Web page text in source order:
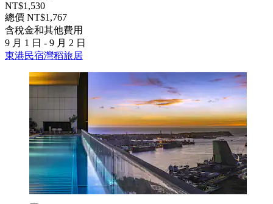
NT$1,530
總價 NT$1,767
含稅金和其他費用
9 月 1 日 - 9 月 2 日
東港民宿灣稻旅居